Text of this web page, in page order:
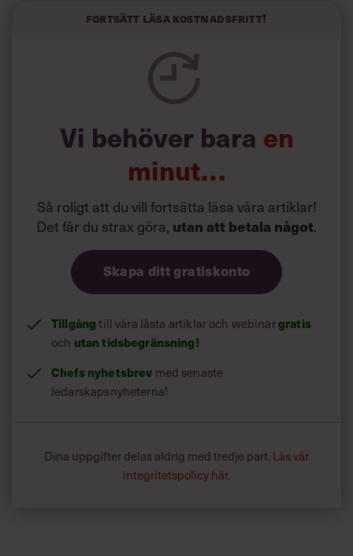
Forskarna tror sig dessutom kunna uttyda att en längre
försök att förändra livsstilsvanor.
Fortsätt läsa kostnadsfritt!
Vi behöver bara en
minut…
Så roligt att du vill fortsätta läsa våra artiklar!
Det får du strax göra, utan att betala något.
Skapa ditt gratiskonto
Tillgång till våra låsta artiklar och webinargratis
och utan tidsbegränsning!
Chefs nyhetsbrev med senaste
ledarskapsnyheterna!
Dina uppgifter delas aldrig med tredje part. Läs vår
integritetspolicy här.